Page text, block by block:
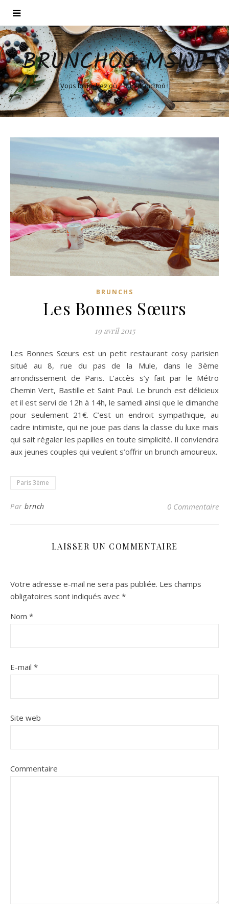
BRUNCHOO MSWP
Vous brunchez où ? Sur Brunchoo !
BRUNCHS
Les Bonnes Sœurs
19 avril 2015
Les Bonnes Sœurs est un petit restaurant cosy parisien
situé au 8, rue du pas de la Mule, dans le 3ème
arrondissement de Paris. L’accès s’y fait par le Métro
Chemin Vert, Bastille et Saint Paul. Le brunch est délicieux
et il est servi de 12h à 14h, le samedi ainsi que le dimanche
pour seulement 21€. C’est un endroit sympathique, au
cadre intimiste, qui ne joue pas dans la classe du luxe mais
qui sait régaler les papilles en toute simplicité. Il conviendra
aux jeunes couples qui veulent s’offrir un brunch amoureux.
Paris 3ème
Par brnch 0 Commentaire
LAISSER UN COMMENTAIRE
Votre adresse e-mail ne sera pas publiée. Les champs
obligatoires sont indiqués avec *
Nom *
E-mail *
Site web
Commentaire